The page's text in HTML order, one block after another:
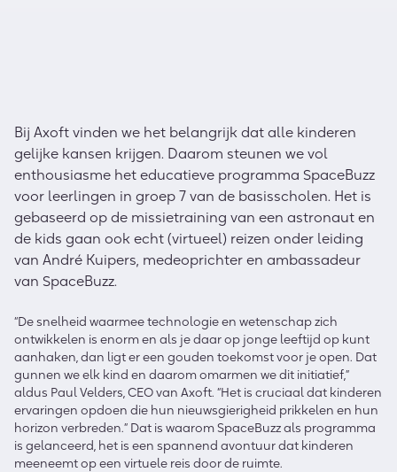
Bij Axoft vinden we het belangrijk dat alle kinderen
gelijke kansen krijgen. Daarom steunen we vol
enthousiasme het educatieve programma SpaceBuzz
voor leerlingen in groep 7 van de basisscholen. Het is
gebaseerd op de missietraining van een astronaut en
de kids gaan ook echt (virtueel) reizen onder leiding
van André Kuipers, medeoprichter en ambassadeur
van SpaceBuzz.
“De snelheid waarmee technologie en wetenschap zich
ontwikkelen is enorm en als je daar op jonge leeftijd op kunt
aanhaken, dan ligt er een gouden toekomst voor je open. Dat
gunnen we elk kind en daarom omarmen we dit initiatief,”
aldus Paul Velders, CEO van Axoft. “Het is cruciaal dat kinderen
ervaringen opdoen die hun nieuwsgierigheid prikkelen en hun
horizon verbreden.” Dat is waarom SpaceBuzz als programma
is gelanceerd, het is een spannend avontuur dat kinderen
meeneemt op een virtuele reis door de ruimte.